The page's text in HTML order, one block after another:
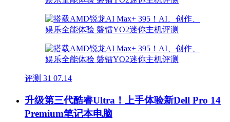
评测 31 07.14
升级第三代酷睿Ultra！上手体验新Dell Pro 14
Premium笔记本电脑